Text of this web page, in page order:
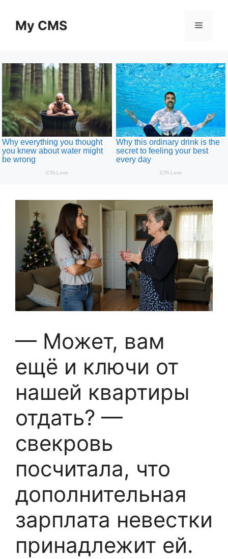
contentMy CMS Menu
— Может, вам
ещё и ключи от
нашей квартиры
отдать? —
свекровь
посчитала, что
дополнительная
зарплата невестки
принадлежит ей.